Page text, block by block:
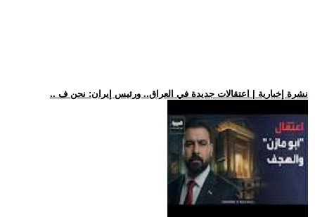
.. نشرة إخبارية | اعتقالات جديدة في العراق.. ورئيس إيران: نحن ف